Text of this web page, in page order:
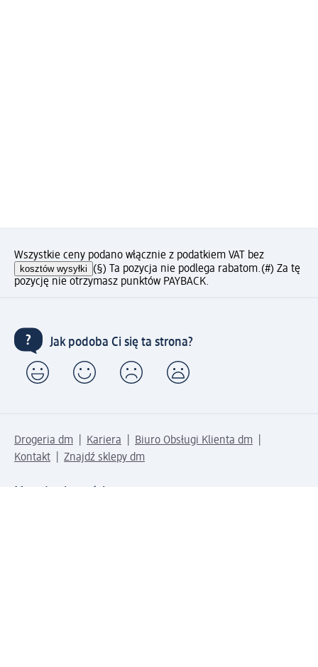
Wszystkie ceny podano włącznie z podatkiem VAT bez
kosztów wysyłki (§) Ta pozycja nie podlega rabatom.(#) Za tę
pozycję nie otrzymasz punktów PAYBACK.
Jak podoba Ci się ta strona?
Drogeria dm Kariera
Biuro Obsługi Klienta dm
Kontakt
Znajdź sklepy dm